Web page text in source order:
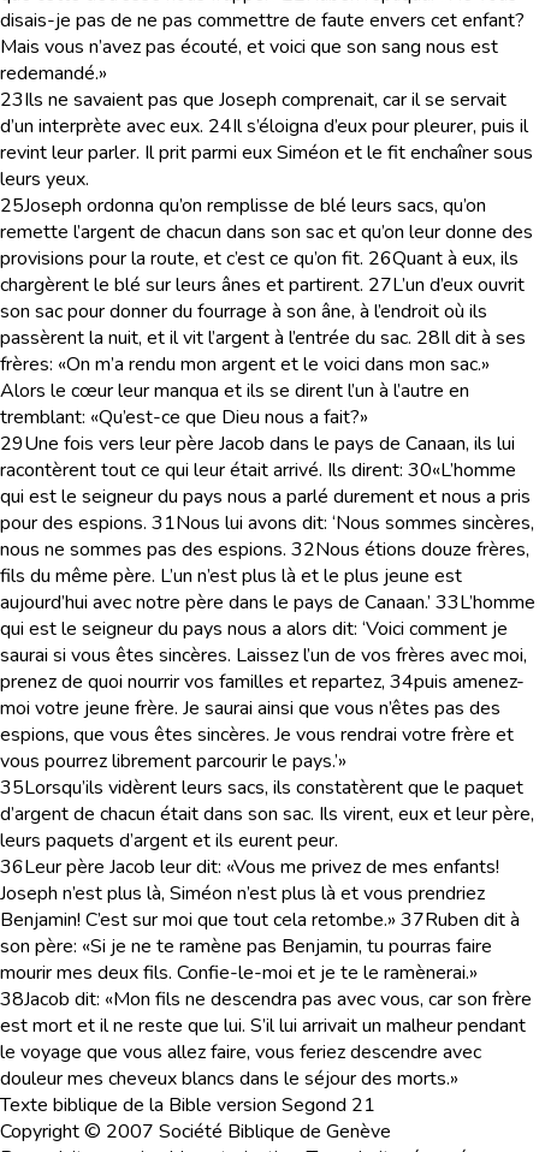
disais-je pas de ne pas commettre de faute envers cet enfant?
Mais vous n’avez pas écouté, et voici que son sang nous est
redemandé.»
23Ils ne savaient pas que Joseph comprenait, car il se servait
d’un interprète avec eux. 24Il s’éloigna d’eux pour pleurer, puis il
revint leur parler. Il prit parmi eux Siméon et le fit enchaîner sous
leurs yeux.
25Joseph ordonna qu’on remplisse de blé leurs sacs, qu’on
remette l’argent de chacun dans son sac et qu’on leur donne des
provisions pour la route, et c’est ce qu’on fit. 26Quant à eux, ils
chargèrent le blé sur leurs ânes et partirent. 27L’un d’eux ouvrit
son sac pour donner du fourrage à son âne, à l’endroit où ils
passèrent la nuit, et il vit l’argent à l’entrée du sac. 28Il dit à ses
frères: «On m’a rendu mon argent et le voici dans mon sac.»
Alors le cœur leur manqua et ils se dirent l’un à l’autre en
tremblant: «Qu’est-ce que Dieu nous a fait?»
29Une fois vers leur père Jacob dans le pays de Canaan, ils lui
racontèrent tout ce qui leur était arrivé. Ils dirent: 30«L’homme
qui est le seigneur du pays nous a parlé durement et nous a pris
pour des espions. 31Nous lui avons dit: ‘Nous sommes sincères,
nous ne sommes pas des espions. 32Nous étions douze frères,
fils du même père. L’un n’est plus là et le plus jeune est
aujourd’hui avec notre père dans le pays de Canaan.’ 33L’homme
qui est le seigneur du pays nous a alors dit: ‘Voici comment je
saurai si vous êtes sincères. Laissez l’un de vos frères avec moi,
prenez de quoi nourrir vos familles et repartez, 34puis amenez-
moi votre jeune frère. Je saurai ainsi que vous n’êtes pas des
espions, que vous êtes sincères. Je vous rendrai votre frère et
vous pourrez librement parcourir le pays.’»
35Lorsqu’ils vidèrent leurs sacs, ils constatèrent que le paquet
d’argent de chacun était dans son sac. Ils virent, eux et leur père,
leurs paquets d’argent et ils eurent peur.
36Leur père Jacob leur dit: «Vous me privez de mes enfants!
Joseph n’est plus là, Siméon n’est plus là et vous prendriez
Benjamin! C’est sur moi que tout cela retombe.» 37Ruben dit à
son père: «Si je ne te ramène pas Benjamin, tu pourras faire
mourir mes deux fils. Confie-le-moi et je te le ramènerai.»
38Jacob dit: «Mon fils ne descendra pas avec vous, car son frère
est mort et il ne reste que lui. S’il lui arrivait un malheur pendant
le voyage que vous allez faire, vous feriez descendre avec
douleur mes cheveux blancs dans le séjour des morts.»
Texte biblique de la Bible version Segond 21
Copyright © 2007 Société Biblique de Genève